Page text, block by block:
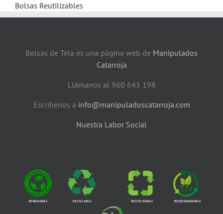
Bolsas Reutilizables
Bolsas de Tela es una página web de Manipulados
Catarroja
Llámanos al 960 643 198
Escríbenos a info@manipuladoscatarroja.com
Nuestra Labor Social